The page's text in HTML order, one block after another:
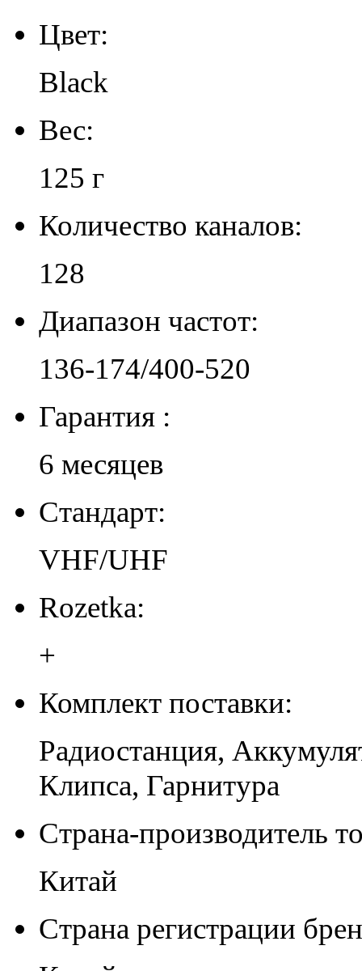
Цвет:
Black
Вес:
125 г
Количество каналов:
128
Диапазон частот:
136-174/400-520
Гарантия :
6 месяцев
Стандарт:
VHF/UHF
Rozetka:
+
Комплект поставки:
Радиостанция,
Клипса, Гарнитура
Страна-производитель
Китай
Страна регистрации